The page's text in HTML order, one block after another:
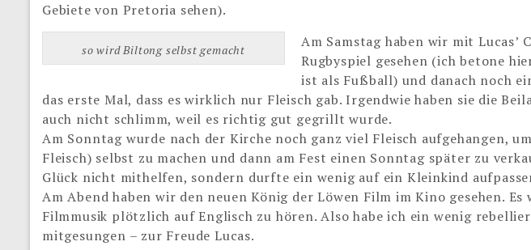
Gebiete von Pretoria sehen).
so wird Biltong selbst gemacht
Am Samstag haben wir mit Lucas’
Rugbyspiel gesehen (ich betone
ist als Fußball) und danach noch
das erste Mal, dass es wirklich nur Fleisch gab. Irgendwie haben sie die
auch nicht schlimm, weil es richtig gut gegrillt wurde.
Am Sonntag wurde nach der Kirche noch ganz viel Fleisch aufgehangen,
Fleisch) selbst zu machen und dann am Fest einen Sonntag später zu
Glück nicht mithelfen, sondern durfte ein wenig auf ein Kleinkind
Am Abend haben wir den neuen König der Löwen Film im Kino gesehen. Es
Filmmusik plötzlich auf Englisch zu hören. Also habe ich ein wenig
mitgesungen – zur Freude Lucas.